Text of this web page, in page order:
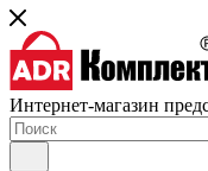
Интернет-магазин